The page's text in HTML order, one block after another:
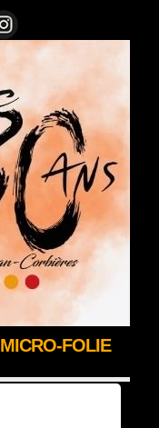
MICRO-FOLIE